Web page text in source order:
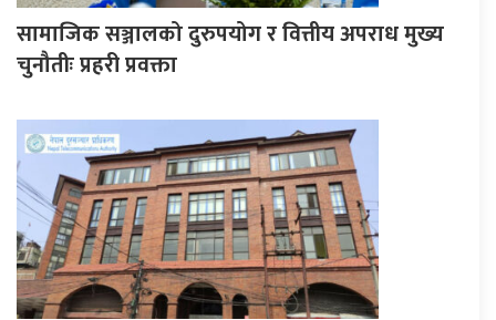
सामाजिक सञ्जालको दुरुपयोग र वित्तीय अपराध मुख्य
चुनौतीः प्रहरी प्रवक्ता